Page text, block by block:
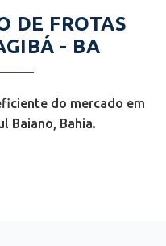
DE FROTAS
- BA
do mercado em
Baiano, Bahia.